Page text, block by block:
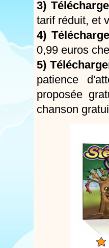
3)
tarif réduit, et
4)
0,99 euros
5)
patience
proposée
chanson